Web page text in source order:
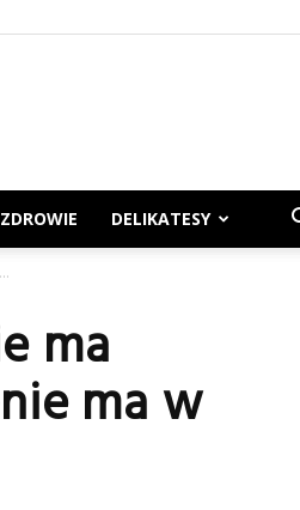
ZDROWIE DELIKATESY
ma
ma w